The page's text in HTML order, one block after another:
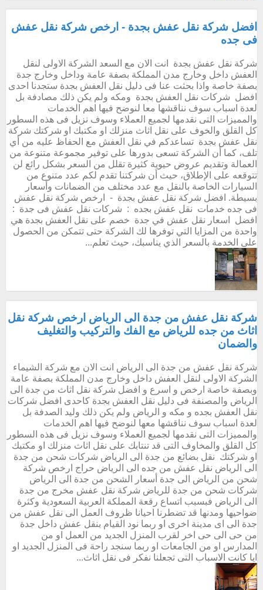
افضل شركة نقل عفش بجدة - ارخص شركة نقل عفش
فى جده
شركة نقل عفش بجدة انت الان مع السعد الشركة الاولى لنقل
العفش داخل وخارج مدن المملكة بصفة عامة وداخل وخارج جدة
بصفة خاصة واذا بحثت عنا فى دليل نقل العفش بجدة ستجدنا احدى
افضل شركات نقل العفش بجدة ومكه ولم يكن ذلك مصادفة بل
لعدة اسباب سوف نناقشها معا لنوضح فيها اهم الخدمات
والمميزات التى نقدمها لجميع العملاء وسوف نزيل فى هذه السطور
كل القلق والخوف على نقل اثاث منزلك او مكتبك او شركتك شركة
نقل عفش بجدة تساعدكم في نقل العفش مع الحفاظ عليه من أي
تلف، كما أن الشركة تسعى بدورها على توفير مجموعة متنوعة من
العمالة وتقديم عروض حيوية كثيرة تقلل من السعر بشكل رائع لن
تتوقعه على الإطلاق، حيث أن شركتنا تقدم لكم عدد متنوع من
السيارات الخاصة بالنقل مع عدد مختلف من الضمانات وأسعار
بسيطة. افضل شركة نقل عفش بجدة - ارخص شركة نقل عفش
فى جده خدمات نقل عفش بجده : شركات نقل عفش فى جدة :
افضل اسعار نقل عفش في جدة خصم على نقل العفش بجدة هي
واحدة من المزايا التي توفرها لك الشركة حتى تتمكن من الحصول
على الخدمة بالسعر الذي يناسبك، حيث تعلم...
شركة نقل عفش من جدة الى الرياض ارخص شركة نقل
اثاث من جده للرياض مع الفك والتركيب والتغليف
والضمان
شركة نقل عفش من جدة الى الرياض انت الان مع شركة الشيماء
الشركة الاولى لنقل العفش داخل وخارج مدن المملكة بصفة عامة
وبصفة خاصة ارخص و اسرع و افضل شركة نقل اثاث من جدة الى
الرياض والمصنفة فى دليل نقل العفش بجدة كاحدى افضل شركات
نقل العفش بجده و مكه و الرياض ولم يكن ذلك وليد الصدفة بل
لعدة اسباب سوف نناقشها معها لنوضح فيها اهم الخدمات
والمميزات التى نقدمها لجميع العملاء وسوف نزيل فى هذه السطور
كل القلق والمخاوف التى قد تنتابك على نقل اثاث منزلك او مكتبك
او شركتك نقل بضائع من جدة الى الرياض شركات شحن من جدة
الى الرياض نقل عفش من جده الى الرياض حراج ارخص شركة
شحن من الرياض الى جدة أسعار الشحن من جدة الى الرياض
شركات شحن من جدة للرياض شركة نقل عفش مخرج من جدة
الى الرياض فبسبب اتساع رقعة المملكة العربية السعودية وكثرة
ضواحيها ومدنها قد تضطرنا احيانا ظروف العمل الى نقل عفش من
جدة الى اى مدينة اخرى او ربما نود القيام بنقل عفش داخل جدة
من حى الى حى اخر لقرب المنزل الجديد من العمل او من
المدارس او من الجامعات او ربما سنجد راحة فى المنزل الجديد او
ايا كانت الاسباب التى تجعلنا نفكر فى نقل اثاث...